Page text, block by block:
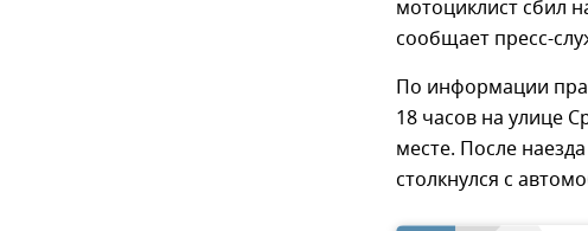
мотоциклист сбил
сообщает пресс-
По информации
18 часов на улице
месте. После
столкнулся с